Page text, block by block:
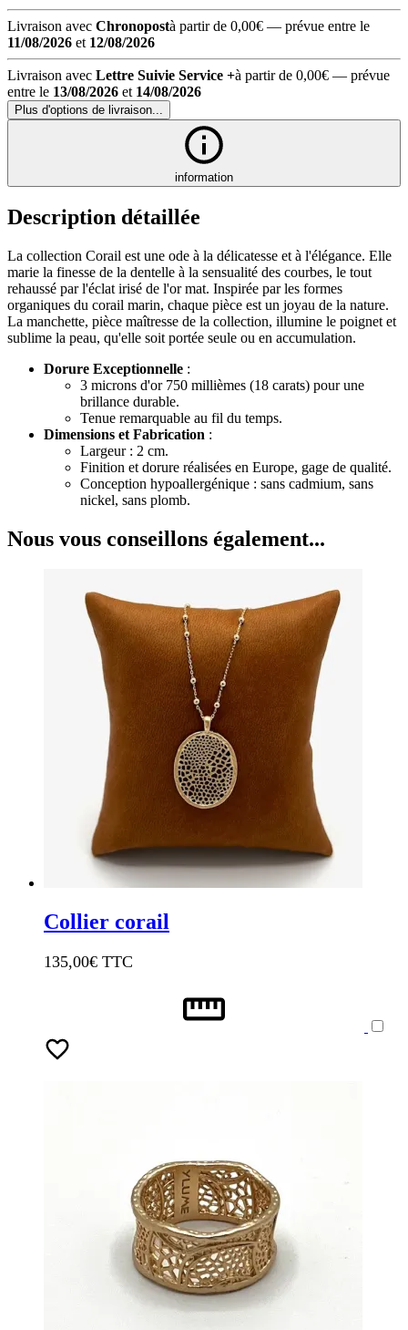
Livraison avec Chronopostà partir de 0,00€ — prévue entre le
11/08/2026 et 12/08/2026
Livraison avec Lettre Suivie Service +à partir de 0,00€ — prévue
entre le 13/08/2026 et 14/08/2026
Plus d'options de livraison...
information
Description détaillée
La collection Corail est une ode à la délicatesse et à l'élégance. Elle
marie la finesse de la dentelle à la sensualité des courbes, le tout
rehaussé par l'éclat irisé de l'or mat. Inspirée par les formes
organiques du corail marin, chaque pièce est un joyau de la nature.
La manchette, pièce maîtresse de la collection, illumine le poignet et
sublime la peau, qu'elle soit portée seule ou en accumulation.
Dorure Exceptionnelle :
3 microns d'or 750 millièmes (18 carats) pour une
brillance durable.
Tenue remarquable au fil du temps.
Dimensions et Fabrication :
Largeur : 2 cm.
Finition et dorure réalisées en Europe, gage de qualité.
Conception hypoallergénique : sans cadmium, sans
nickel, sans plomb.
Nous vous conseillons également...
Collier corail
135,00€ TTC